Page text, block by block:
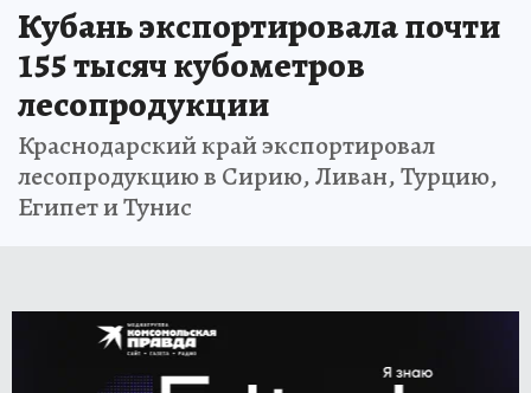
Кубань экспортировала почти
155 тысяч кубометров
лесопродукции
Краснодарский край экспортировал
лесопродукцию в Сирию, Ливан, Турцию,
Египет и Тунис